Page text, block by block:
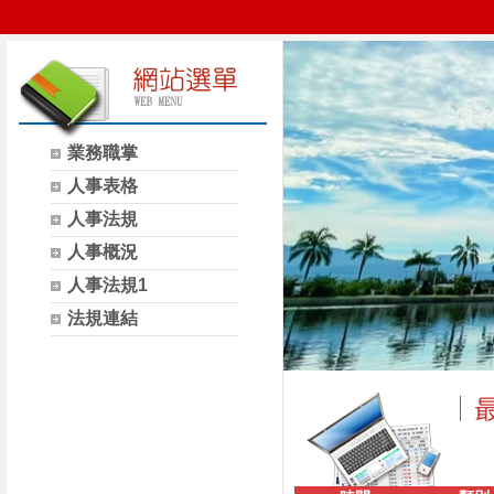
業務職掌
人事表格
人事法規
人事概況
人事法規1
法規連結